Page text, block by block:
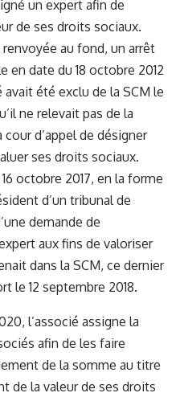
un expert afin de
de ses droits sociaux.
renvoyée au fond, un arrêt
en date du 18 octobre 2012
avait été exclu de la SCM le
ne relevait pas de la
d’appel de désigner
ses droits sociaux.
octobre 2017, en la forme
d’un tribunal de
demande de
aux fins de valoriser
dans la SCM, ce dernier
le 12 septembre 2018.
l’associé assigne la
afin de les faire
de la somme au titre
de la valeur de ses droits